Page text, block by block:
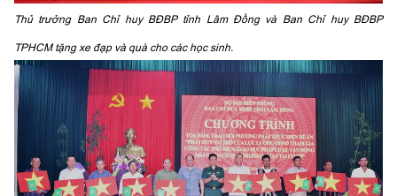
Thủ trưởng Ban Chỉ huy BĐBP tỉnh Lâm Đồng và Ban Chỉ huy BĐBP
TPHCM tặng xe đạp và quà cho các học sinh.